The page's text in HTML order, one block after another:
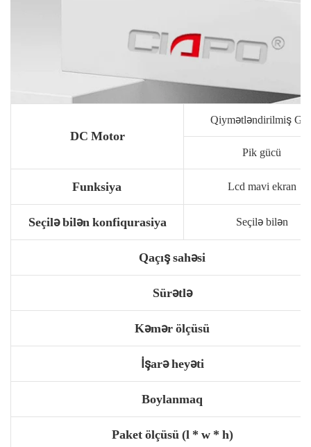
DC Motor
Qiymətləndirilmiş
Pik gücü
Funksiya Lcd mavi ekran
Seçilə bilən konfiqurasiya Seçilə bilən
Qaçış sahəsi
Sürətlə
Kəmər ölçüsü
İşarə heyəti
Boylanmaq
Paket ölçüsü (l * w * h)